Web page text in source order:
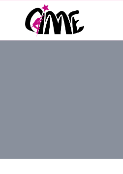
contenu